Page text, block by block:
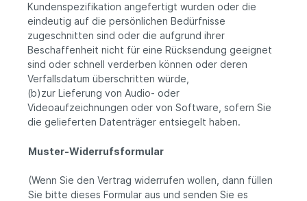
Kundenspezifikation angefertigt wurden oder die
eindeutig auf die persönlichen Bedürfnisse
zugeschnitten sind oder die aufgrund ihrer
Beschaffenheit nicht für eine Rücksendung geeignet
sind oder schnell verderben können oder deren
Verfallsdatum überschritten würde,
(b)zur Lieferung von Audio- oder
Videoaufzeichnungen oder von Software, sofern Sie
die gelieferten Datenträger entsiegelt haben.
Muster-Widerrufsformular
(Wenn Sie den Vertrag widerrufen wollen, dann füllen
Sie bitte dieses Formular aus und senden Sie es